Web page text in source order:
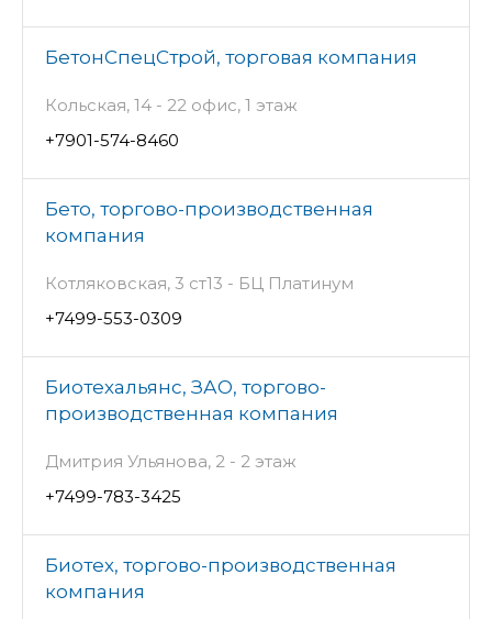
БетонСпецСтрой, торговая компания
Кольская, 14 - 22 офис, 1 этаж
+7901-574-8460
Бето, торгово-производственная
компания
Котляковская, 3 ст13 - БЦ Платинум
+7499-553-0309
Биотехальянс, ЗАО, торгово-
производственная компания
Дмитрия Ульянова, 2 - 2 этаж
+7499-783-3425
Биотех, торгово-производственная
компания